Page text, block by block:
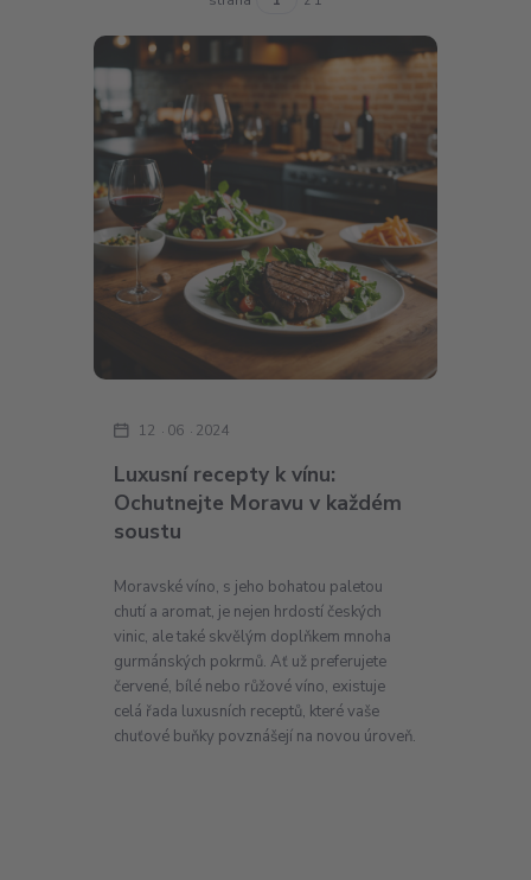
Luxusní recepty k vínu:
Ochutnejte Moravu v každém
soustu
12 06 2024
Moravské víno, s jeho bohatou paletou
chutí a aromat, je nejen hrdostí českých
vinic, ale také skvělým doplňkem mnoha
gurmánských pokrmů. Ať už preferujete
červené, bílé nebo růžové víno, existuje
celá řada luxusních receptů, které vaše
chuťové buňky povznášejí na novou úroveň.